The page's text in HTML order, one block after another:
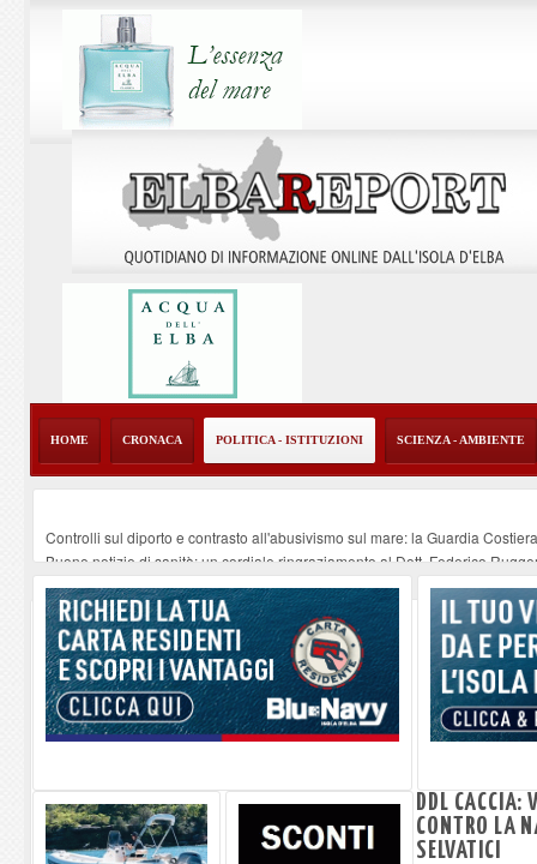
HOME CRONACA POLITICA - ISTITUZIONI SCIENZA - AMBIENTE
Controlli sul diporto e contrasto all'abusivismo sul mare: la Guardia
Buone notizie di sanità: un cordiale ringraziamento al Dott. Federico
Altiero Spinelli e Ursula Hirschmann all'Elba: riaffiora una testimonianza
Capoliveri, potenziata la pulizia dei bordi stradali -07-08-2026
Marina di Campo tra i porti interessati dal nuovo piano dell'Autorità
DDL CACCIA:
CONTRO LA
SELVATICI